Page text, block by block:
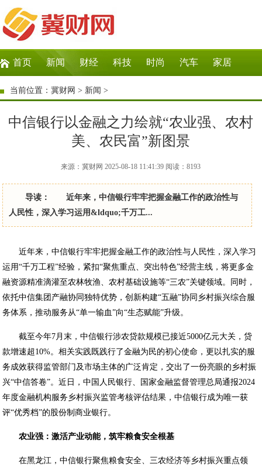
首页 新闻 财经 科技 时尚 汽车 家居
生活 教育 企业
当前位置：冀财网 > 新闻 >
中信银行以金融之力绘就“农业强、农村
美、农民富”新图景
来源：冀财网 2025-08-18 11:41:39 阅读：8193
导读： 近年来，中信银行牢牢把握金融工作的政治性与
人民性，深入学习运用&ldquo;千万工...
近年来，中信银行牢牢把握金融工作的政治性与人民性，深入学习
运用“千万工程”经验，紧扣“聚焦重点、突出特色”经营主线，将更多金
融资源精准滴灌至农林牧渔、农村基础设施等“三农”关键领域。同时，
依托中信集团产融协同独特优势，创新构建“五融”协同乡村振兴综合服
务体系，推动服务从“单一输血”向“生态赋能”升级。
截至今年7月末，中信银行涉农贷款规模已接近5000亿元大关，贷
款增速超10%。相关实践既践行了金融为民的初心使命，更以扎实的服
务成效获得监管部门及市场主体的广泛肯定，交出了一份亮眼的乡村振
兴“中信答卷”。近日，中国人民银行、国家金融监督管理总局通报2024
年度金融机构服务乡村振兴监管考核评估结果，中信银行成为唯一获
评“优秀档”的股份制商业银行。
农业强：激活产业动能，筑牢粮食安全根基
在黑龙江，中信银行聚焦粮食安全、三农经济等乡村振兴重点领